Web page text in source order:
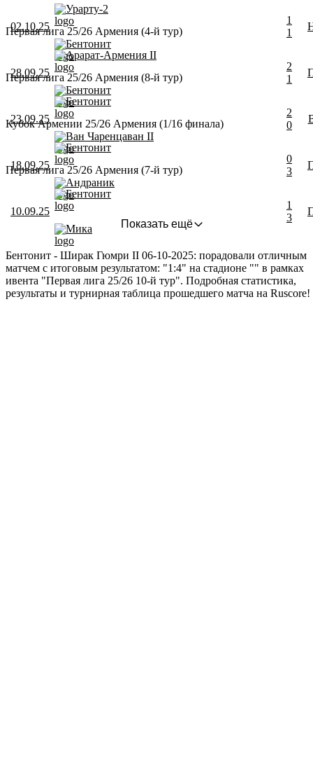
02.10.25
Урарту-2
Бентонит
1
1
Первая лига 25/26 Армения (4-й тур)
28.09.25
Арарат-Армения II
Бентонит
2
1
Первая лига 25/26 Армения (8-й тур)
23.09.25
Бентонит
Ван Чаренцаван II
2
0
Кубок Армении 25/26 Армения (1/16 финала)
18.09.25
Бентонит
Андраник
0
3
Первая лига 25/26 Армения (7-й тур)
10.09.25
Бентонит
Мика
1
3
Показать ещё
Бентонит - Ширак Гюмри II 06-10-2025: порадовали отличным
матчем с итоговым результатом: "1:4" на стадионе "" в рамках
ивента "Первая лига 25/26 10-й тур". Подробная статистика,
результаты и турнирная таблица прошедшего матча на Ruscore!